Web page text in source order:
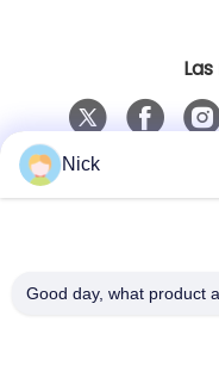
00-86-
El correo
Nick
Good day, what product